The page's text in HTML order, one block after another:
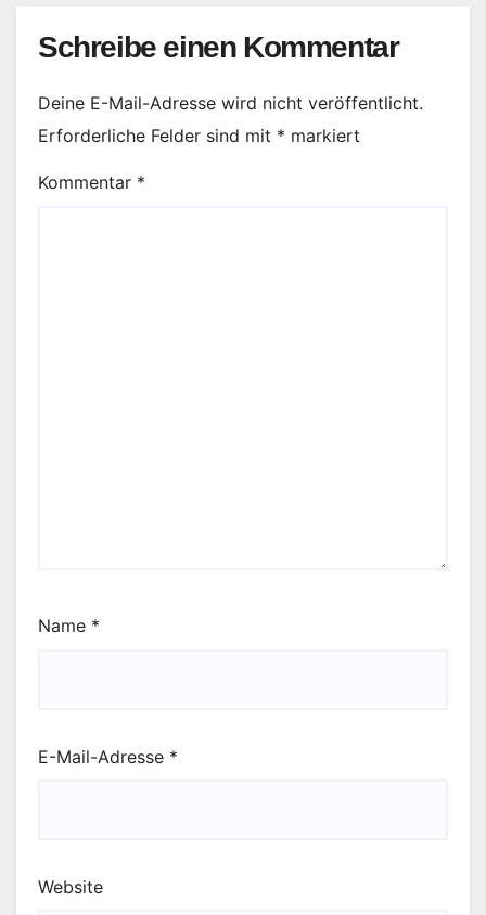
Schreibe einen Kommentar
Deine E-Mail-Adresse wird nicht veröffentlicht.
Erforderliche Felder sind mit * markiert
Kommentar *
Name *
E-Mail-Adresse *
Website